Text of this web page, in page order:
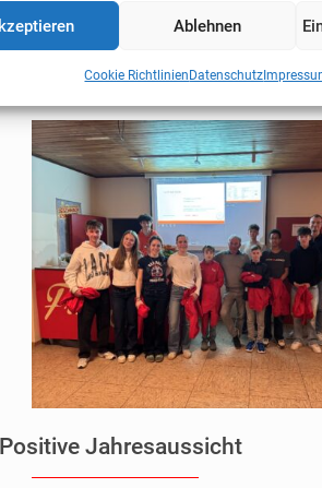
Ablehnen
Cookie Richtlinien Datenschutz
Positive Jahresaussicht